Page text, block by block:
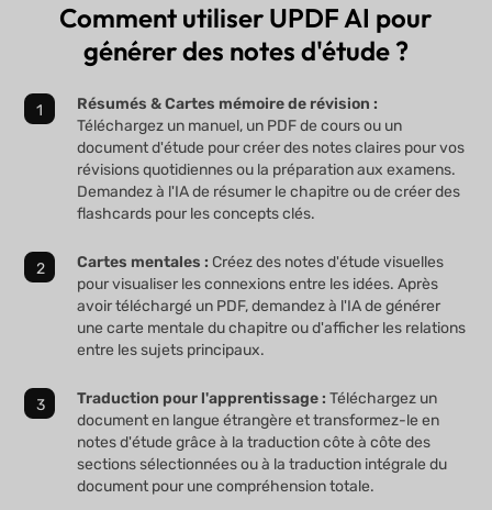
Comment utiliser UPDF AI pour
générer des notes d'étude ?
Résumés & Cartes mémoire de révision :
Téléchargez un manuel, un PDF de cours ou un
document d'étude pour créer des notes claires pour vos
révisions quotidiennes ou la préparation aux examens.
Demandez à l'IA de résumer le chapitre ou de créer des
flashcards pour les concepts clés.
Cartes mentales : Créez des notes d'étude visuelles
pour visualiser les connexions entre les idées. Après
avoir téléchargé un PDF, demandez à l'IA de générer
une carte mentale du chapitre ou d'afficher les relations
entre les sujets principaux.
Traduction pour l'apprentissage : Téléchargez un
document en langue étrangère et transformez-le en
notes d'étude grâce à la traduction côte à côte des
sections sélectionnées ou à la traduction intégrale du
document pour une compréhension totale.